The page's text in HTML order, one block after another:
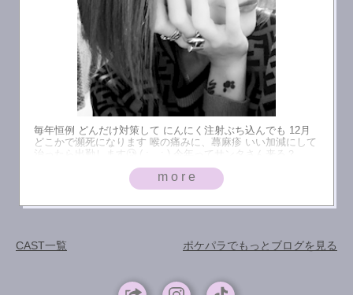
毎年恒例 どんだけ対策して にんにく注射ぶち込んでも 12月
どこかで瀕死になります 喉の痛みに、蕁麻疹 いい加減にして
治ったら出勤します🥲 ( ; _ ; ) 今年ってサンタさん来る？
more
ポケパラでもっとブログを見る
CAST一覧